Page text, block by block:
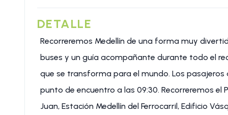
DETALLE
Recorreremos Medellín de una forma muy
buses y un guía acompañante durante todo el
que se transforma para el mundo. Los
punto de encuentro a las 09:30. Recorreremos el
Juan, Estación Medellín del Ferrocarril, Edificio